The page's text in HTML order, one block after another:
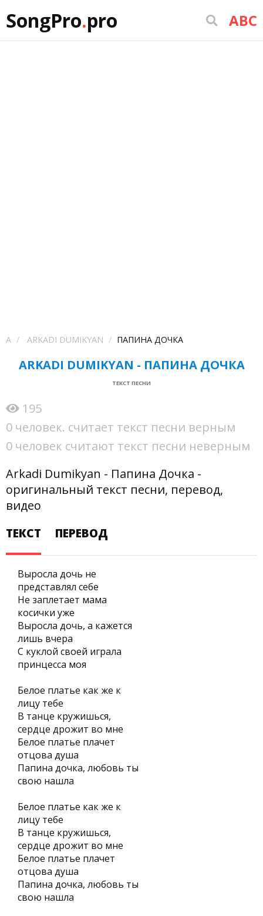
SongPro.pro ABC
A ARKADI DUMIKYAN ПАПИНА ДОЧКА
ARKADI DUMIKYAN - ПАПИНА ДОЧКА
ТЕКСТ ПЕСНИ
195
0 человек. считает текст песни верным
0 человек считают текст песни неверным
Arkadi Dumikyan - Папина Дочка -
оригинальный текст песни, перевод,
видео
ТЕКСТ
ПЕРЕВОД
Выросла дочь не
представлял себе
Не заплетает мама
косички уже
Выросла дочь, а кажется
лишь вчера
С куклой своей играла
принцесса моя
Белое платье как же к
лицу тебе
В танце кружишься,
сердце дрожит во мне
Белое платье плачет
отцова душа
Папина дочка, любовь ты
свою нашла
Белое платье как же к
лицу тебе
В танце кружишься,
сердце дрожит во мне
Белое платье плачет
отцова душа
Папина дочка, любовь ты
свою нашла